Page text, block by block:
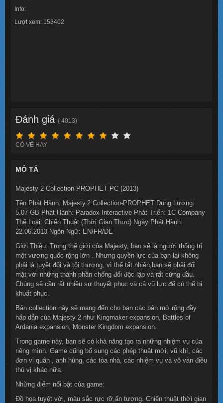
Info:
Lượt xem: 153402
Đánh giá ( 4013)
CÓ VẺ HAY
MÔ TẢ
Majesty 2 Collection-PROPHET PC (2013)
Tên Phát Hành: Majesty.2.Collection-PROPHET Dung Lượng:
5.07 GB Phát Hành: Paradox Interactive Phát Triển: 1C Company
Thể Loại: Chiến Thuật (Thời Gian Thực) Ngày Phát Hành:
22.06.2013 Ngôn Ngữ: EN/FR/DE
Giới Thiệu: Trong thế giới của Majesty, bạn sẽ là người thống trị
một vương quốc rộng lớn . Nhưng quyền lực của bạn lại không
phải là tuyệt đối và tối thượng, vì thế tất nhiên,bạn sẽ phải đối
mặt với những thành phần chống đối độc lập và rất cứng đầu.
Chúng sẽ cần rất nhiều sự thuyết phục và cả vũ lực để có thể bị
khuất phục.
Bản collection này sẽ mang đến cho bạn các bản mở rộng đầy
hấp dẫn của Majesty 2 như Kingmaker expansion, Battles of
Ardania expansion, Monster Kingdom expansion.
Trong game này, bạn sẽ có khả năng tạo ra những nhiệm vụ của
riêng mình. Game cũng bổ sung các phép thuật mới, vũ khí, các
đơn vị quân , anh hùng, các tòa nhà, các nhiệm vụ và vô vàn điều
thú vị khác nữa.
Những điểm nổi bật của game:
Đồ họa tuyệt vời, màu sắc rực rỡ,ấn tượng. Chiến thuật thời gian